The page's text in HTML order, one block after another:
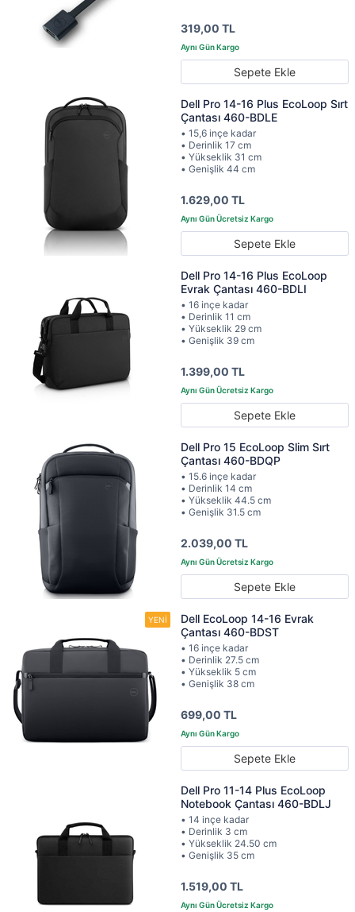
319,00 TL
Sepete Ekle
Dell Pro 14-16 Plus EcoLoop Sırt
Çantası 460-BDLE
• 15,6 inçe kadar
• Derinlik 17 cm
• Yükseklik 31 cm
• Genişlik 44 cm
1.629,00 TL
Sepete Ekle
Dell Pro 14-16 Plus EcoLoop
Evrak Çantası 460-BDLI
• 16 inçe kadar
• Derinlik 11 cm
• Yükseklik 29 cm
• Genişlik 39 cm
1.399,00 TL
Sepete Ekle
Dell Pro 15 EcoLoop Slim Sırt
Çantası 460-BDQP
• 15.6 inçe kadar
• Derinlik 14 cm
• Yükseklik 44.5 cm
• Genişlik 31.5 cm
2.039,00 TL
Sepete Ekle
Dell EcoLoop 14-16 Evrak
Çantası 460-BDST
• 16 inçe kadar
• Derinlik 27.5 cm
• Yükseklik 5 cm
• Genişlik 38 cm
699,00 TL
Sepete Ekle
Dell Pro 11-14 Plus EcoLoop
Notebook Çantası 460-BDLJ
• 14 inçe kadar
• Derinlik 3 cm
• Yükseklik 24.50 cm
• Genişlik 35 cm
1.519,00 TL